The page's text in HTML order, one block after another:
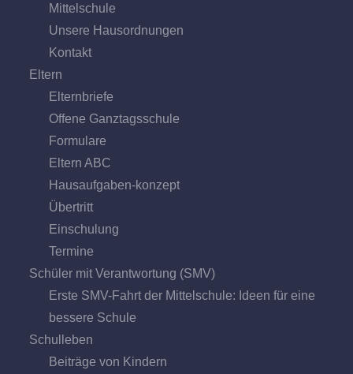
Mittel­schule
Unsere Hausordnungen
Kontakt
Eltern
Elternbriefe
Offene Ganz­tags­schule
Formulare
Eltern ABC
Hausaufgaben-konzept
Übertritt
Einschulung
Termine
Schüler mit Verantwortung (SMV)
Erste SMV-Fahrt der Mittelschule: Ideen für eine
bessere Schule
Schulleben
Beiträge von Kindern